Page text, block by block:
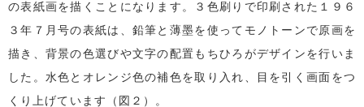
の表紙画を描くことになります。３色刷りで印刷された１９６
３年７月号の表紙は、鉛筆と薄墨を使ってモノトーンで原画を
描き、背景の色選びや文字の配置もちひろがデザインを行いま
した。水色とオレンジ色の補色を取り入れ、目を引く画面をつ
くり上げています（図２）。